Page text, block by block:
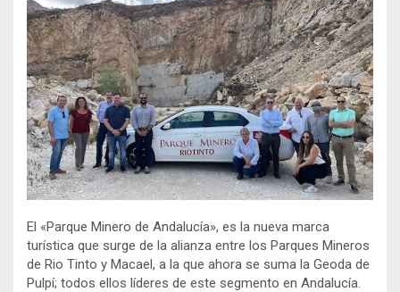
El «Parque Minero de Andalucía», es la nueva marca
turística que surge de la alianza entre los Parques Mineros
de Rio Tinto y Macael, a la que ahora se suma la Geoda de
Pulpí; todos ellos líderes de este segmento en Andalucía.